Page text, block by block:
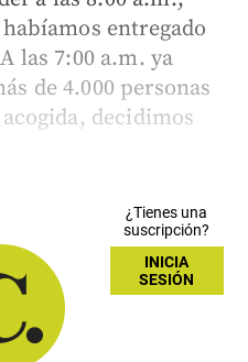
entregado
las 7:00 a.m. ya
de 4.000 personas
decidimos
¿Tienes una
suscripción?
INICIA
SESIÓN